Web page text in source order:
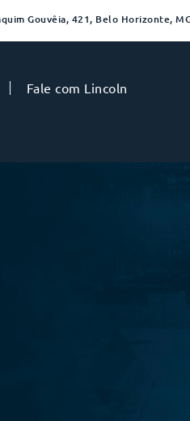
Gouvêia, 421, Belo Horizonte,
Fale com Lincoln